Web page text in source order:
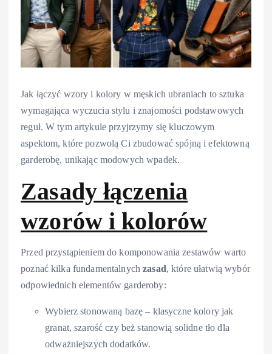
Jak łączyć wzory i kolory w męskich ubraniach to sztuka
wymagająca wyczucia stylu i znajomości podstawowych
reguł. W tym artykule przyjrzymy się kluczowym
aspektom, które pozwolą Ci zbudować spójną i efektowną
garderobę, unikając modowych wpadek.
Zasady łączenia
wzorów i kolorów
Przed przystąpieniem do komponowania zestawów warto
poznać kilka fundamentalnychzasad, które ułatwią wybór
odpowiednich elementów garderoby:
Wybierz stonowaną bazę – klasyczne kolory jak
granat, szarość czy beż stanowią solidne tło dla
odważniejszych dodatków.